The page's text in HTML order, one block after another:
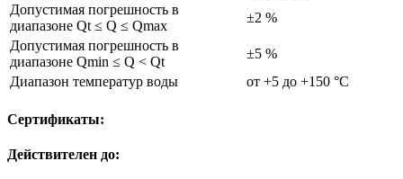
Допустимая погрешность в
диапазоне Qt ≤ Q ≤ Qmax
±2 %
Допустимая погрешность в
диапазоне Qmin ≤ Q < Qt
±5 %
Диапазон температур воды
от +5 до +150 °С
Сертификаты:
Действителен до: